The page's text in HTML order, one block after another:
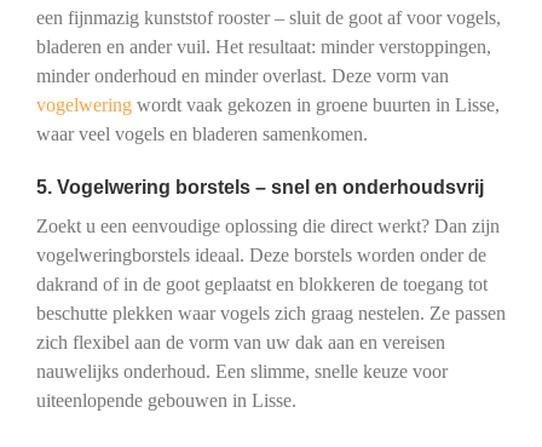
een fijnmazig kunststof rooster – sluit de goot af voor vogels,
bladeren en ander vuil. Het resultaat: minder verstoppingen,
minder onderhoud en minder overlast. Deze vorm van
vogelweringwordt vaak gekozen in groene buurten in Lisse,
waar veel vogels en bladeren samenkomen.
5. Vogelwering borstels – snel en onderhoudsvrij
Zoekt u een eenvoudige oplossing die direct werkt? Dan zijn
vogelweringborstels ideaal. Deze borstels worden onder de
dakrand of in de goot geplaatst en blokkeren de toegang tot
beschutte plekken waar vogels zich graag nestelen. Ze passen
zich flexibel aan de vorm van uw dak aan en vereisen
nauwelijks onderhoud. Een slimme, snelle keuze voor
uiteenlopende gebouwen in Lisse.